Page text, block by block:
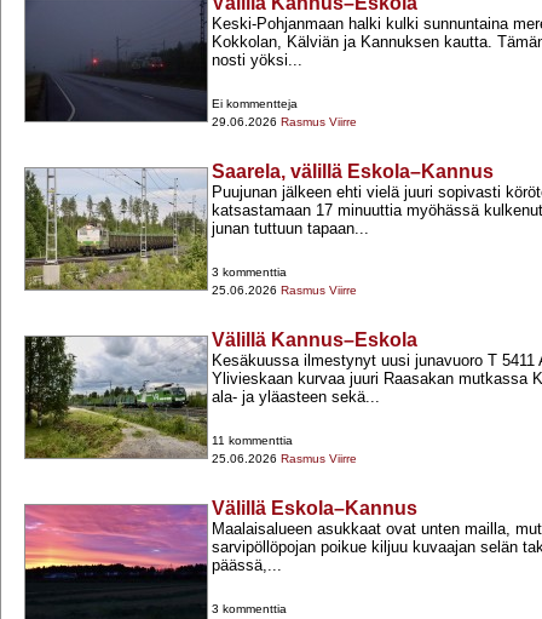
Keski-​Pohjanmaan halki kulki sunnuntaina
Kokkolan, Kälviän ja Kannuksen kautta.
nosti yöksi...
Ei kommentteja
29.06.2026 Rasmus Viirre
Saarela, välillä Eskola–Kannus
Puujunan jälkeen ehti vielä juuri sopivasti
katsastamaan 17 minuuttia myöhässä
junan tuttuun tapaan...
3 kommenttia
25.06.2026 Rasmus Viirre
Välillä Kannus–Eskola
Kesäkuussa ilmestynyt uusi junavuoro T 5411
Ylivieskaan kurvaa juuri Raasakan mutkassa
ala-​ ja yläasteen sekä...
11 kommenttia
25.06.2026 Rasmus Viirre
Välillä Eskola–Kannus
Maalaisalueen asukkaat ovat unten mailla,
sarvipöllöpojan poikue kiljuu kuvaajan selän
päässä,...
3 kommenttia